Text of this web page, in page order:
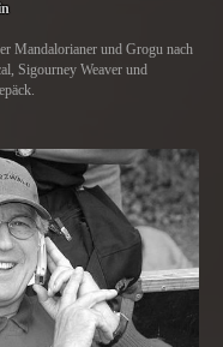
Mandalorianer und Grogu nach
Sigourney Weaver und